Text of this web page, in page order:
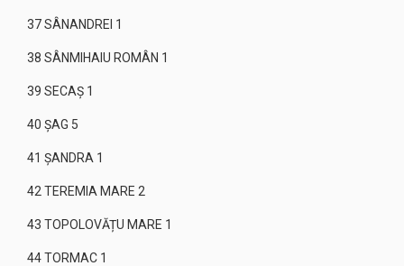
37 SÂNANDREI 1
38 SÂNMIHAIU ROMÂN 1
39 SECAŞ 1
40 ȘAG 5
41 ŞANDRA 1
42 TEREMIA MARE 2
43 TOPOLOVĂȚU MARE 1
44 TORMAC 1